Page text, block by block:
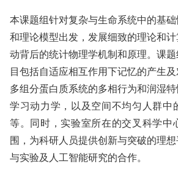
本课题组针对复杂与生命系统中的基
和理论模型出发，发展细致的理论和
动背后的统计物理学机制和原理。课
目包括自适应相互作用下记忆的产生及
多组分蛋白质系统的多相行为和润湿
学习动力学，以及空间不均匀人群中
等。同时，实验室所在的交叉科学中
围，为科研人员提供创新与突破的理
与实验及人工智能研究的合作。